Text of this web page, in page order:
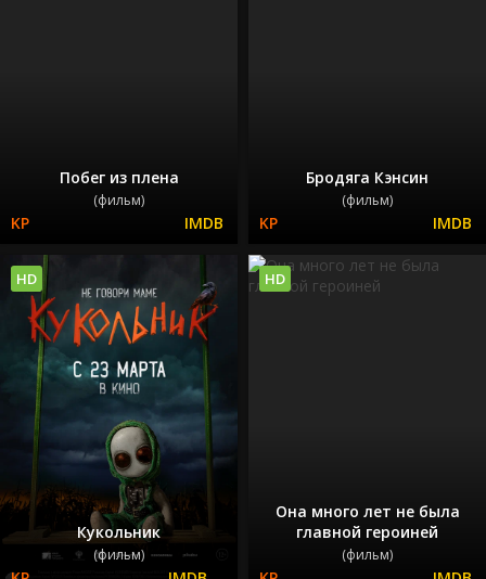
Побег из плена
(фильм)
Бродяга Кэнсин
(фильм)
Кукольник
(фильм)
HD
Она много лет не была
главной героиней
(фильм)
HD